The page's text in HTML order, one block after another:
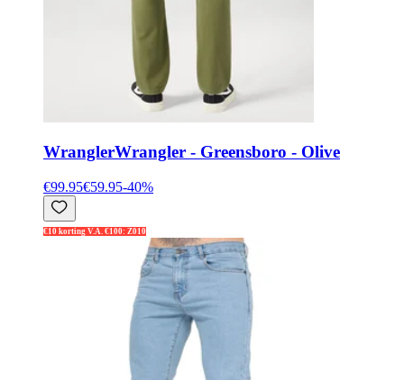
WranglerWrangler - Greensboro - Olive
€99.95€59.95-40%
€10 korting V.A. €100: Z010